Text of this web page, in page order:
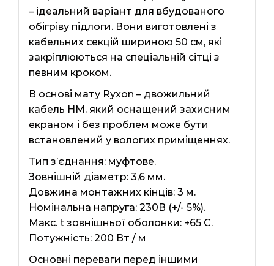
– ідеальний варіант для вбудованого
обігріву підлоги. Вони виготовлені з
кабельних секцій шириною 50 см, які
закріплюються на спеціальній сітці з
певним кроком.
В основі мату Ryxon – двожильний
кабель HM, який оснащений захисним
екраном і без проблем може бути
встановлений у вологих приміщеннях.
Тип з’єднання: муфтове.
Зовнішній діаметр: 3,6 мм.
Довжина монтажних кінців: 3 м.
Номінальна напруга: 230В (+/- 5%).
Макс. t зовнішньої оболонки: +65 С.
Потужність: 200 Вт / м
Основні переваги перед іншими